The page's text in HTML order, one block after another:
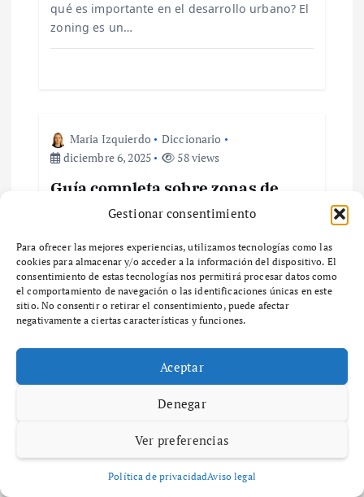
Gestionar consentimiento
Para ofrecer las mejores experiencias, utilizamos tecnologías como las
cookies para almacenar y/o acceder a la información del dispositivo. El
consentimiento de estas tecnologías nos permitirá procesar datos como
el comportamiento de navegación o las identificaciones únicas en este
sitio. No consentir o retirar el consentimiento, puede afectar
negativamente a ciertas características y funciones.
Aceptar
Denegar
Ver preferencias
Política de privacidadAviso legal
a
d
a
s
qué es importante en el desarrollo urbano? El
zoning es un…
Maria Izquierdo
Diccionario
diciembre 6, 2025
58 views
Guía completa sobre zonas de
ventas y su impacto en el negocio
importantes para tu negocio? ¿Qué son las
zonas de ventas y por qué son importantes
para tu negocio? Las zonas…
Deja una respuesta
Tu dirección de correo electrónico no será publicada.
campos obligatorios están marcados con*